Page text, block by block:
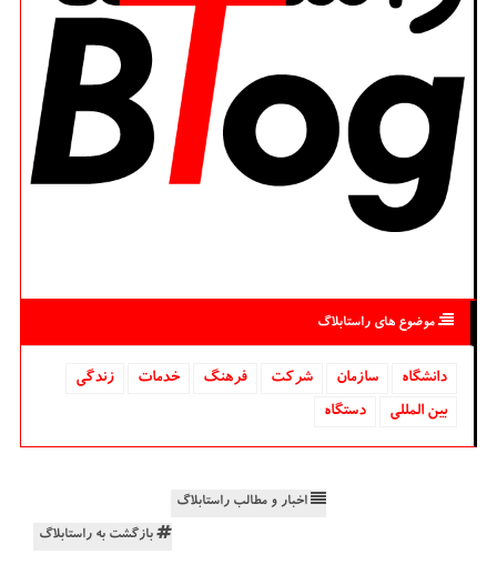
موضوع های راستابلاگ
دانشگاه‌ سازمان شركت فرهنگ خدمات
زندگی
بین المللی
دستگاه
اخبار و مطالب راستابلاگ
بازگشت به راستابلاگ